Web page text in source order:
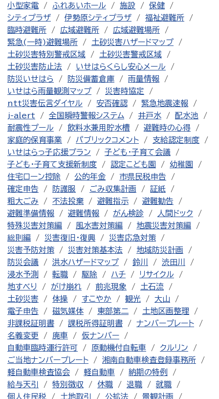
小型家電 ふれあいホール 施設
保健
シティプラザ
伊勢原シティプラザ
福祉避難所
臨時避難所
広域避難所
広域避難場所
緊急(一時)避難場所
土砂災害ハザードマップ
土砂災害特別警戒区域
土砂災害警戒区域
土砂災害防止法
いせはらくらし安心メール
防災いせはら
防災備蓄倉庫
雨量情報
いせはら雨量観測マップ
災害時協定
ntt災害伝言ダイヤル
安否確認
緊急地震速報
j-alert
全国瞬時警報システム 井戸水
配水池
耐震性プール
飲料水兼用貯水槽
避難時の心得
家庭的保育事業
パブリックコメント
支給認定制度
いせはらっ子応援プラン
子ども・子育て会議
子ども・子育て支援新制度
認定こども園
幼稚園
住宅ローン控除
公的年金
市県民税申告
確定申告
防護服 ごみ収集計画
証紙
粗大ごみ
不法投棄 避難指示
避難勧告
避難準備情報
避難情報 がん検診
人間ドック
特殊災害対策編
風水害対策編
地震災害対策編
総則編
災害復旧・復興
災害応急対策
災害予防対策
災害対策基本法
地域防災計画
防災会議
洪水ハザードマップ 鈴川
渋田川
浸水予測
転職 駆除 ハチ
リサイクル
地すべり
がけ崩れ 前兆現象
土石流
土砂災害
体操 すこやか 観光
大山
電子申告
磁気媒体 東部第二
土地区画整理
非課税証明書
課税所得証明書
ナンバープレート
名義変更
廃車
仮ナンバー
自動車臨時運行許可
原動機付自転車
クルリン
ご当地ナンバープレート
湘南自動車検査登録事務所
軽自動車検査協会
軽自動車
納期の特例
給与天引
特別徴収 休職 退職
就職
個人住民税
土地取引 公拡法
景観計画